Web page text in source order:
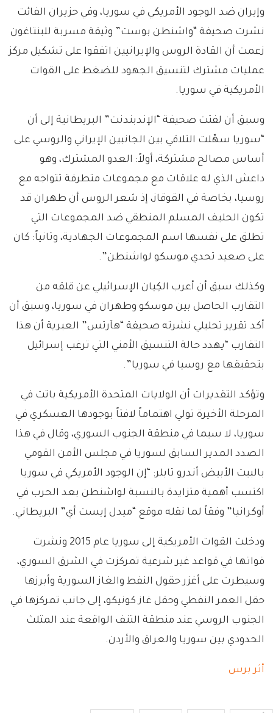
وإيران ضد الوجود الأمريكي في سوريا، وفي حزيران الفائت
نشرت صحيفة “واشنطن بوست” وثيقة مسربة للبنتاغون
زعمت أن القادة الروس والإيرانيين اتفقوا على تشكيل مركز
عمليات مشترك لتنسيق الجهود للضغط على القوات
الأمريكية في سوريا.
وسبق أن لفتت صحيفة “الإندبندنت” البريطانية إلى أن
“سوريا سهّلت التلاقي بين الجانبين الإيراني والروسي على
أساس مصالح مشتركة، أولاً: العدو المشترك، وهو
داعش الذي له علاقات مع مجموعات متطرفة تتواجه مع
روسيا، بخاصة في القوقاز، إذ شعر الروس أن طهران قد
تكون الحليف المسلم المنطقي ضد المجموعات التي
تطلق على نفسها اسم المجموعات الجهادية، وثانياً: كان
على صعيد تحدي موسكو لواشنطن”.
وكذلك سبق أن أعرب الكِيان الإسرائيلي عن قلقه من
التقارب الحاصل بين موسكو وطهران في سوريا، وسبق أن
أكد تقرير تحليلي نشرته صحيفة “هآرتس” العبرية أن هذا
التقارب “يهدد حالة التنسيق الأمني التي ترغب إسرائيل
بتحقيقها مع روسيا في سوريا”.
وتؤكد التقديرات أن الولايات المتحدة الأمريكية باتت في
المرحلة الأخيرة تولي اهتماماً لافتاً بوجودها العسكري في
سوريا، لا سيما في منطقة الجنوب السوري، وقال في هذا
الصدد المدير السابق لسوريا في مجلس الأمن القومي
بالبيت الأبيض أندرو تابلر: “إن الوجود الأمريكي في سوريا
اكتسب أهمية متزايدة بالنسبة لواشنطن بعد الحرب في
أوكرانيا” وفقاً لما نقله موقع “ميدل إيست أي” البريطاني.
ودخلت القوات الأمريكية إلى سوريا عام 2015 ونشرت
قواتها في قواعد غير شرعية تمركزت في الشرق السوري،
وسيطرت على أغزر حقول النفط والغاز السورية وأبرزها
حقل العمر النفطي وحقل غاز كونيكو، إلى جانب تمركزها في
الجنوب الروسي عند منطقة التنف الواقعة عند المثلث
الحدودي بين سوريا والعراق والأردن.
أثر برس